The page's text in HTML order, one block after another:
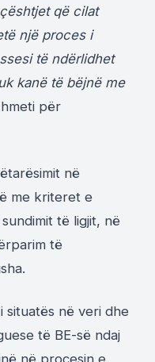
që cilat
një proces i
të ndërlidhet
kanë të bëjnë me
për
në
me kriteret e
të ligjit, në
të
situatës në veri dhe
të BE-së ndaj